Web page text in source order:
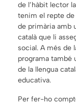
de l’hàbit lector
tenim el repte de
de primària amb
català que li
social. A més de
programa també
de la llengua
educativa.
Per fer-ho